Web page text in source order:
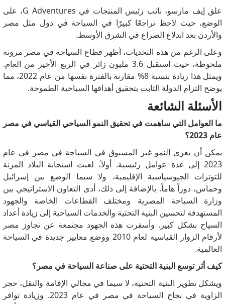
علق إيف مارسو، نائب رئيس المنتجات في G Adventures، على
الوضع، حيث لاحظ تراجعًا كبيرًا في السياحة في دول مثل مصر
والأردن بعد اندلاع الصراع في الشرق الأوسط.
وعلى الرغم من هذه التحديات، أظهر قطاع السياحة في مصر مرونة
ملحوظة، حيث استقبل 3.6 مليون زائر في الربع الأخير من العام.
ويمثل هذا زيادة بنسبة 8% مقارنة بالفترة نفسها من عام 2022، مما
يوضح التزام الدولة الثابت بتحقيق أهدافها السياحية الطموحة.
الأسئلة الشائعة
ما العوامل التي ساهمت في تحقيق النمو السياحي القياسي في مصر
عام 2023؟
يمكن أن يعزى النمو غير المسبوق في السياحة في مصر في عام
2023 إلى عدة عوامل رئيسية.
أولاً، لعبت استجابة البلاد المرنة
للتوترات الجيوسياسية الإقليمية، ولا سيما الوضع بين إسرائيل
وحماس، دوراً هاماً. بالإضافة إلى ذلك، أدى التعاون الاستراتيجي بين
وزارة السياحة المصرية ومختلف القطاعات الخاصة والجهود
المستهدفة لتحسين البنية التحتية والخدمات السياحية إلى زيادة أعداد
السياح بشكل كبير. وأسفرت هذه الجهود مجتمعة عن تجاوز مصر
لأرقام الزوار القياسية لعام 2010 ووضع معايير جديدة في السياحة
العالمية.
كيف أثر توسع البنية التحتية على صناعة السياحة في مصر؟
ويشكل تطوير البنية التحتية، لا سيما في مجالي الإقامة والنقل، حجر
الزاوية في نجاح السياحة في مصر في عام 2023. وزيادة توافر